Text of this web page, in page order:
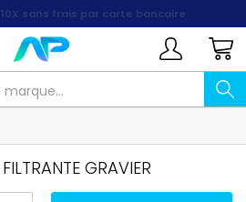
sans frais par carte bancaire
GRAVIER